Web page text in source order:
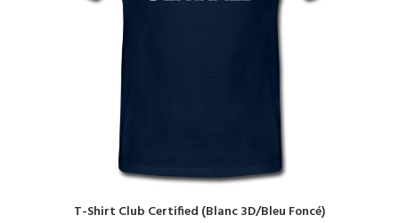
CHOIX DES OPTIONS
T-Shirt Club Certified (Blanc 3D/Bleu Foncé)